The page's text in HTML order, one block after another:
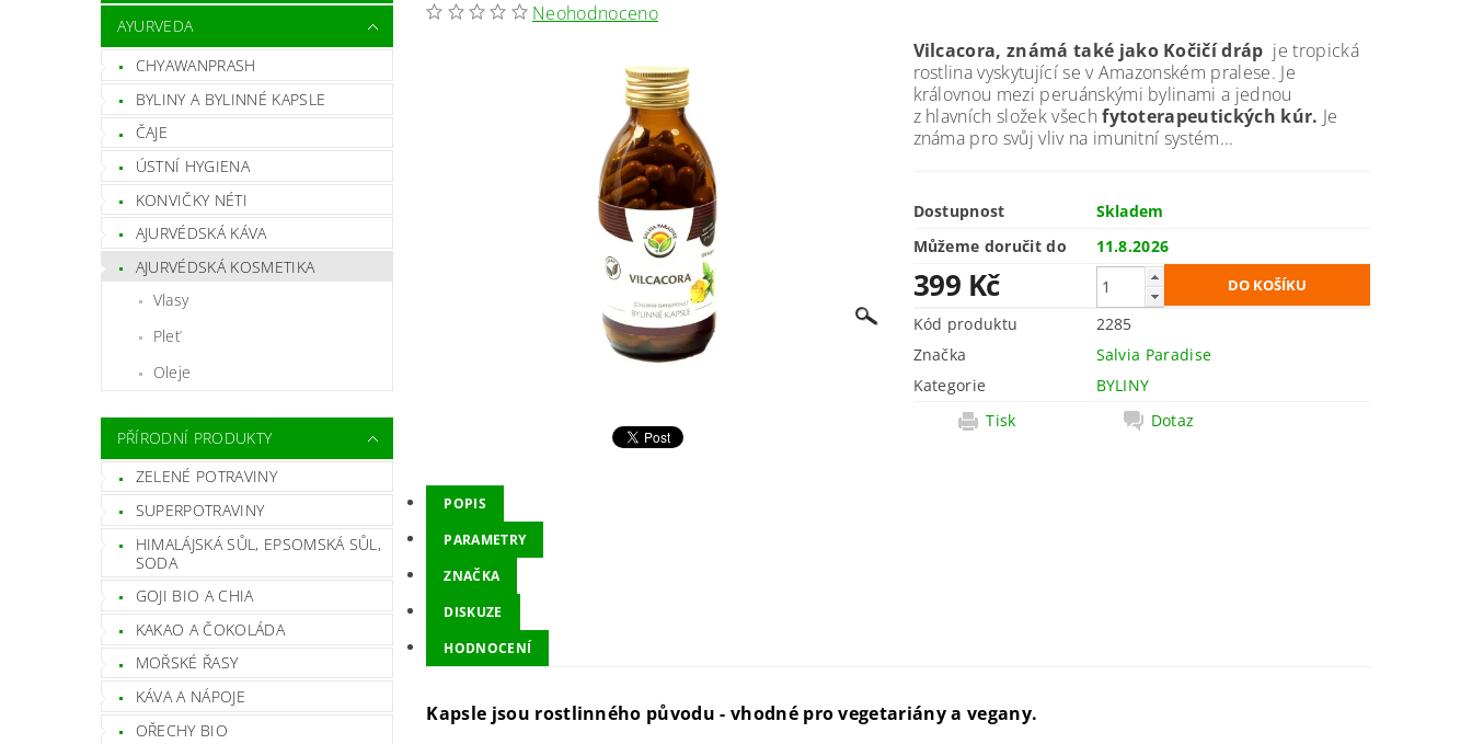
AYURVEDA
CHYAWANPRASH
BYLINY A BYLINNÉ KAPSLE
ČAJE
ÚSTNÍ HYGIENA
KONVIČKY NÉTI
AJURVÉDSKÁ KÁVA
AJURVÉDSKÁ KOSMETIKA
Vlasy
Pleť
Oleje
PŘÍRODNÍ PRODUKTY
ZELENÉ POTRAVINY
SUPERPOTRAVINY
HIMALÁJSKÁ SŮL, EPSOMSKÁ SŮL,
SODA
GOJI BIO A CHIA
KAKAO A ČOKOLÁDA
MOŘSKÉ ŘASY
KÁVA A NÁPOJE
OŘECHY BIO
Neohodnoceno
Vilcacora, známá také jako Kočičí dráp je tropická
rostlina vyskytující se v Amazonském pralese. Je
královnou mezi peruánskými bylinami a jednou
z hlavních složek všech fytoterapeutických kúr. Je
známa pro svůj vliv na imunitní systém...
Dostupnost
Skladem
Můžeme doručit do
11.8.2026
399 Kč
Kód produktu
2285
Značka
Salvia Paradise
Kategorie
BYLINY
Tisk
Dotaz
POPIS
PARAMETRY
ZNAČKA
DISKUZE
HODNOCENÍ
Kapsle jsou rostlinného původu - vhodné pro vegetariány a vegany.